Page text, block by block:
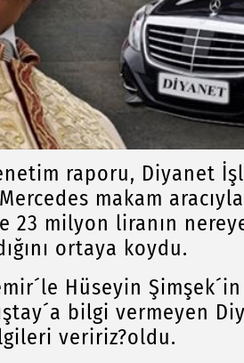
raporu, Diyanet
makam
23 milyon liranın
ortaya koydu.
Hüseyin
bilgi vermeyen
veririz?oldu.